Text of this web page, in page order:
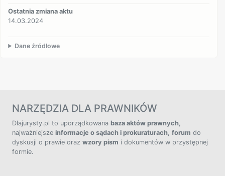
Ostatnia zmiana aktu
14.03.2024
Dane źródłowe
NARZĘDZIA DLA PRAWNIKÓW
Dlajurysty.pl to uporządkowana baza aktów prawnych,
najważniejsze informacje o sądach i prokuraturach, forum do
dyskusji o prawie oraz wzory pism i dokumentów w przystępnej
formie.